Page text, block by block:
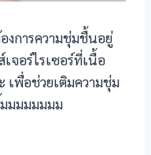
งการความชุ่มชื้นอยู่
จอร์ไรเซอร์ที่เนื้อ
เพื่อช่วยเติมความชุ่ม
มมมมมมม